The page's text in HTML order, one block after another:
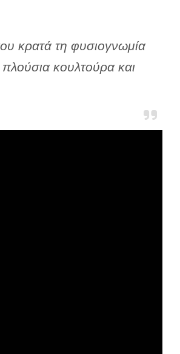
κρατά τη φυσιογνωμία
κουλτούρα και